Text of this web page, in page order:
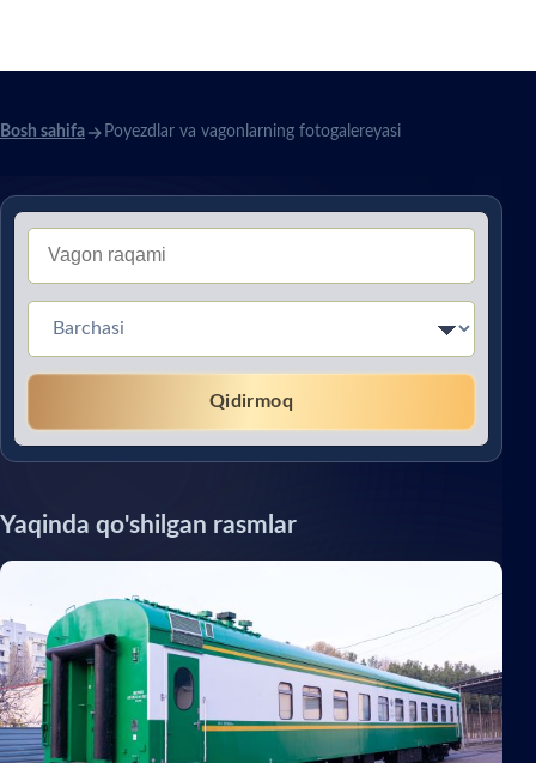
Bosh sahifa Poyezdlar va vagonlarning fotogalereyasi
Тип вагона (Без перевода)
Qidirmoq
Yaqinda qo'shilgan rasmlar